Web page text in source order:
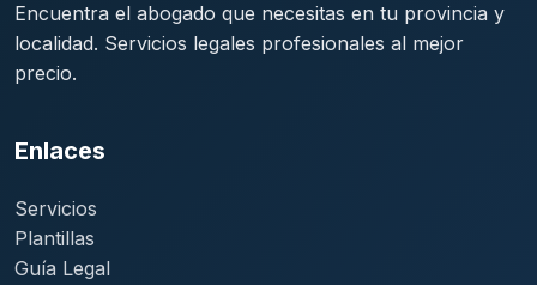
Encuentra el abogado que necesitas en tu provincia y
localidad. Servicios legales profesionales al mejor
precio.
Enlaces
Servicios
Plantillas
Guía Legal